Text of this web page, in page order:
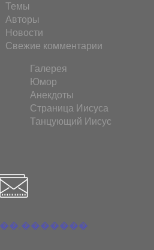
Темы
Авторы
Новости
Свежие комментарии
Галерея
Юмор
Анекдоты
Страница Иисуса
Танцующий Иисус